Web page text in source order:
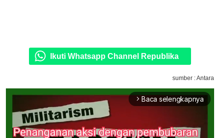
Ikuti Whatsapp Channel Republika
sumber : Antara
arrow_forward_ios Baca selengkapnya